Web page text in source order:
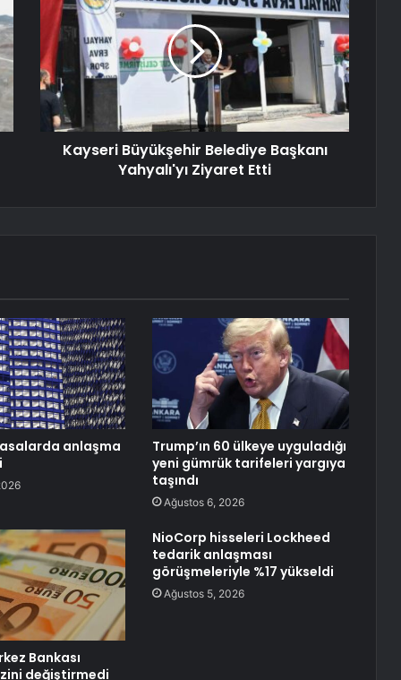
Kayseri Büyükşehir Belediye Başkanı
Yahyalı'yı Ziyaret Etti
anlaşma
Trump’ın 60 ülkeye uyguladığı
yeni gümrük tarifeleri yargıya
taşındı
Ağustos 6, 2026
Bankası
değiştirmedi
NioCorp hisseleri Lockheed
tedarik anlaşması
görüşmeleriyle %17 yükseldi
Ağustos 5, 2026